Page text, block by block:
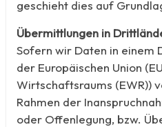
geschieht dies auf
Übermittlungen in
Sofern wir Daten in einem
der Europäischen Union
Wirtschaftsraums (EWR))
Rahmen der
oder Offenlegung, bzw.